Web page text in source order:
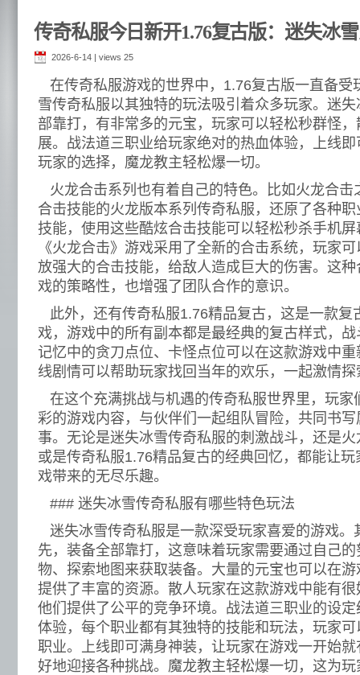
传奇私服今日新开1.76复古版：迷失冰
2026-6-14 | views 25
在传奇私服游戏的世界中，1.76复古版一直备受
雪传奇私服以其独特的玩法吸引着众多玩家。迷
部靠打，有非常多的元宝，玩家可以轻松秒群怪
展。战法道三职业给玩家绝对的热血体验，上线
玩家的选择，魔龙教主轻松爆一切。
火龙合击系列也有着自己的特色。比如火龙合击
合击技能的火龙版本系列传奇私服，还原了各种
技能，使用这些酷炫合击技能可以轻松秒杀手机
《火龙合击》游戏采用了全新的合击系统，玩家
放强大的合击技能，给敌人造成巨大的伤害。这
戏的策略性，也增强了团队合作的意识。
此外，还有传奇私服1.76精品复古，这是一款复
戏，游戏中的所有副本都是最经典的复古样式，
记忆中的贪刀点位、卡怪点位可以在这款游戏中
线剧情可以帮助玩家找回当年的欢乐，一起激情
在这个充满挑战与机遇的传奇私服世界里，玩家
彩的游戏内容，与伙伴们一起组队冒险，共同书
事。无论是迷失冰雪传奇私服的刺激战斗，还是
或是传奇私服1.76精品复古的经典回忆，都能让
戏带来的无尽乐趣。
### 迷失冰雪传奇私服有哪些特色玩法
迷失冰雪传奇私服是一款深受玩家喜爱的游戏。
先，装备全部靠打，这意味着玩家需要通过自己
物、探索地图来获取装备。大量的元宝也可以在
提供了丰富的资源。散人玩家在这款游戏中能有
他们提供了公平的竞争环境。战法道三职业的设
体验，每个职业都有其独特的技能和玩法，玩家
职业。上线即可满身神装，让玩家在游戏一开始
好地迎接各种挑战。魔龙教主轻松爆一切，这为